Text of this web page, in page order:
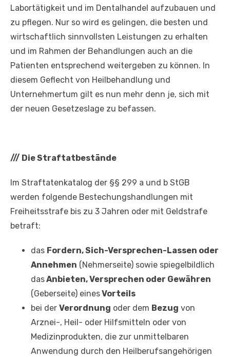
Labortätigkeit und im Dentalhandel aufzubauen und
zu pflegen. Nur so wird es gelingen, die besten und
wirtschaftlich sinnvollsten Leistungen zu erhalten
und im Rahmen der Behandlungen auch an die
Patienten entsprechend weitergeben zu können. In
diesem Geflecht von Heilbehandlung und
Unternehmertum gilt es nun mehr denn je, sich mit
der neuen Gesetzeslage zu befassen.
/// Die Straftatbestände
Im Straftatenkatalog der §§ 299 a und b StGB
werden folgende Bestechungshandlungen mit
Freiheitsstrafe bis zu 3 Jahren oder mit Geldstrafe
betraft:
das Fordern, Sich-Versprechen-Lassen oder
Annehmen (Nehmerseite) sowie spiegelbildlich
dasAnbieten, Versprechen oder Gewähren
(Geberseite) einesVorteils
bei der Verordnung oder dem Bezug von
Arznei-, Heil- oder Hilfsmitteln oder von
Medizinprodukten, die zur unmittelbaren
Anwendung durch den Heilberufsangehörigen